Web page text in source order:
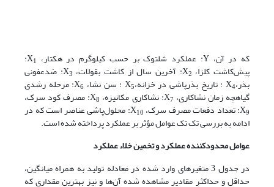
که در آن، Y: عملکرد شلتوک بر حسب کیلوگرم در هکتار، X 1
:
پیش‌کاشت کلزا، X 2 : آخرین سال از کاشت بقولات، X 3 : ضدعفونی
بذر،X4 : تاریخ بذرپاشی در خزانه،X5 : سن نشا، X 6 : مرحله رشدی
گیاهچه زمان نشاکاری، X7 : نشاکاری مکانیزه، X 8 : مصرف کود سرک،
X9 : تعداد دفعات مصرف سرک، X 10 : محلول‌پاشی عناصر است که در
ادامه به بررسی تک تک عوامل مؤثر بر عملکرد پرداخته شده است.
عوامل محدود‌کننده عملکرد و تخمین خلاء عملکرد
در جدول 3 متغیرهای وارد شده در معادله تولید به همراه میانگین،
حداقل و حداکثر مقادیر مشاهده شده آن‌ها و نیز بهترین مقداری که